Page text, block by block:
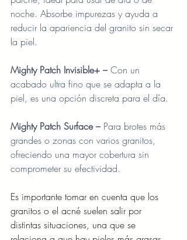
noche. Absorbe impurezas y ayuda a
reducir la apariencia del granito sin secar
la piel.
Mighty Patch Invisible+ – Con un
acabado ultra fino que se adapta a la
piel, es una opción discreta para el día.
Mighty Patch Surface – Para brotes más
grandes o zonas con varios granitos,
ofreciendo una mayor cobertura sin
comprometer su efectividad.
Es importante tomar en cuenta que los
granitos o el acné suelen salir por
distintas situaciones, una que se